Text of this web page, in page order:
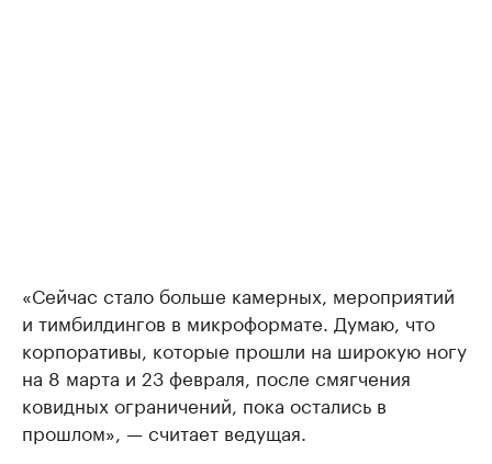
«Сейчас стало больше камерных, мероприятий
и тимбилдингов в микроформате. Думаю, что
корпоративы, которые прошли на широкую ногу
на 8 марта и 23 февраля, после смягчения
ковидных ограничений, пока остались в
прошлом», — считает ведущая.